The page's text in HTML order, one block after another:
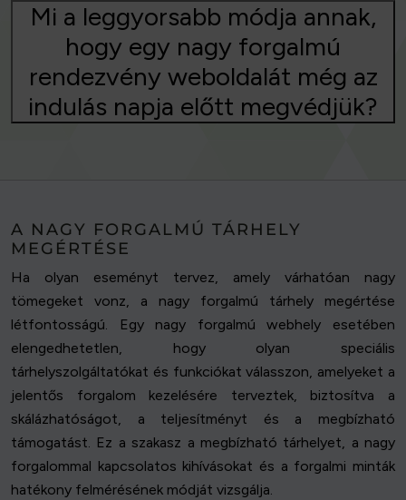
Mi a leggyorsabb módja annak,
hogy egy nagy forgalmú
rendezvény weboldalát még az
indulás napja előtt megvédjük?
A NAGY FORGALMÚ TÁRHELY
MEGÉRTÉSE
Ha olyan eseményt tervez, amely várhatóan nagy
tömegeket vonz, a nagy forgalmú tárhely megértése
létfontosságú. Egy nagy forgalmú webhely esetében
elengedhetetlen, hogy olyan speciális
tárhelyszolgáltatókat és funkciókat válasszon, amelyeket a
jelentős forgalom kezelésére terveztek, biztosítva a
skálázhatóságot, a teljesítményt és a megbízható
támogatást. Ez a szakasz a megbízható tárhelyet, a nagy
forgalommal kapcsolatos kihívásokat és a forgalmi minták
hatékony felmérésének módját vizsgálja.